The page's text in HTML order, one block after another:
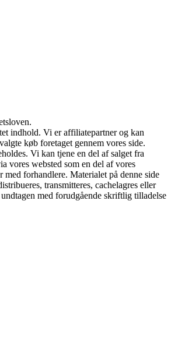
indhold. Vi er affiliatepartner og kan
køb foretaget gennem vores side.
Vi kan tjene en del af salget fra
vores websted som en del af vores
med forhandlere. Materialet på denne side
transmitteres, cachelagres eller
med forudgående skriftlig tilladelse